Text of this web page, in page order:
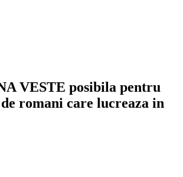
VESTE posibila pentru
romani care lucreaza in